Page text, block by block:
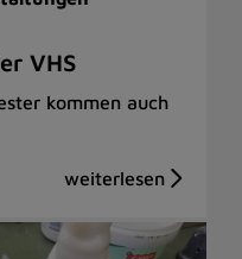
VHS
kommen auch